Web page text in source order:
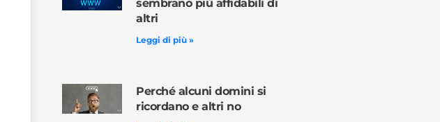
sembrano più affidabili di
altri
Leggi di più »
Perché alcuni domini si
ricordano e altri no